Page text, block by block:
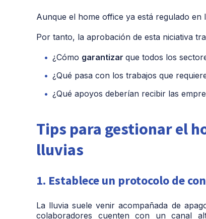
Aunque el home office ya está regulado en
Por tanto, la aprobación de esta niciativa
¿Cómo garantizar que todos los
¿Qué pasa con los trabajos que
¿Qué apoyos deberían recibir las
Tips para gestionar el
lluvias
1. Establece un protocolo de
La lluvia suele venir acompañada de
colaboradores cuenten con un canal